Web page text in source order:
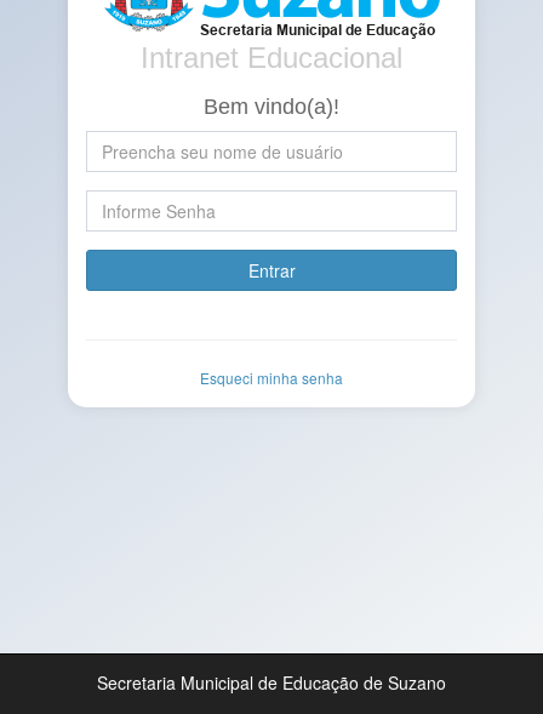
Secretaria Municipal de Educação de Suzano
Intranet Educacional
Bem vindo(a)!
Entrar
Esqueci minha senha